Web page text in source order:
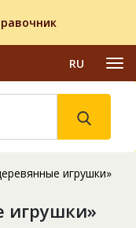
RU
игрушки»
игрушки»